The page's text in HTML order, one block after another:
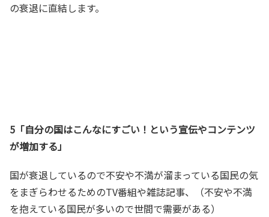
の衰退に直結します。
5「自分の国はこんなにすごい！という宣伝やコンテンツ
が増加する」
国が衰退しているので不安や不満が溜まっている国民の気
をまぎらわせるためのTV番組や雑誌記事、
（不安や不満
を抱えている国民が多いので世間で需要がある）